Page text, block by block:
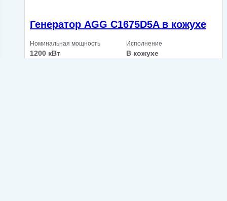
Генератор AGG C1675D5A в кожухе
Номинальная мощность
1200 кВт
Исполнение
В кожухе